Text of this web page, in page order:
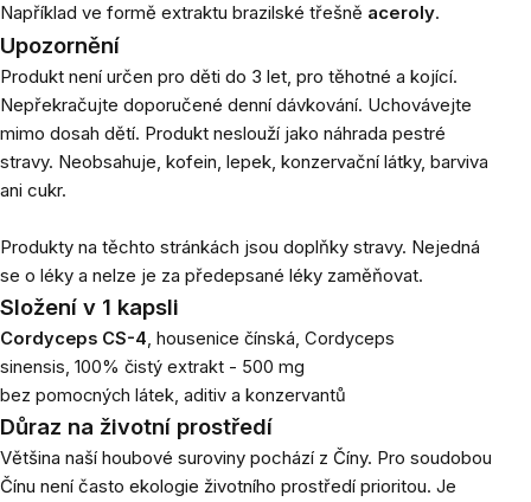
Například ve formě extraktu brazilské třešně aceroly.
Upozornění
Produkt není určen pro děti do 3 let, pro těhotné a kojící.
Nepřekračujte doporučené denní dávkování. Uchovávejte
mimo dosah dětí. Produkt neslouží jako náhrada pestré
stravy. Neobsahuje, kofein, lepek, konzervační látky, barviva
ani cukr.
Produkty na těchto stránkách jsou doplňky stravy. Nejedná
se o léky a nelze je za předepsané léky zaměňovat.
Složení v 1 kapsli
Cordyceps CS-4, housenice čínská, Cordyceps
sinensis, 100% čistý extrakt - 500 mg
bez pomocných látek, aditiv a konzervantů
Důraz na životní prostředí
Většina naší houbové suroviny pochází z Číny. Pro soudobou
Čínu není často ekologie životního prostředí prioritou. Je